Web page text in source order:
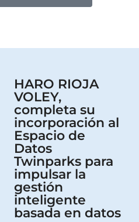
HARO RIOJA
VOLEY,
completa su
incorporación al
Espacio de
Datos
Twinparks para
impulsar la
gestión
inteligente
basada en datos